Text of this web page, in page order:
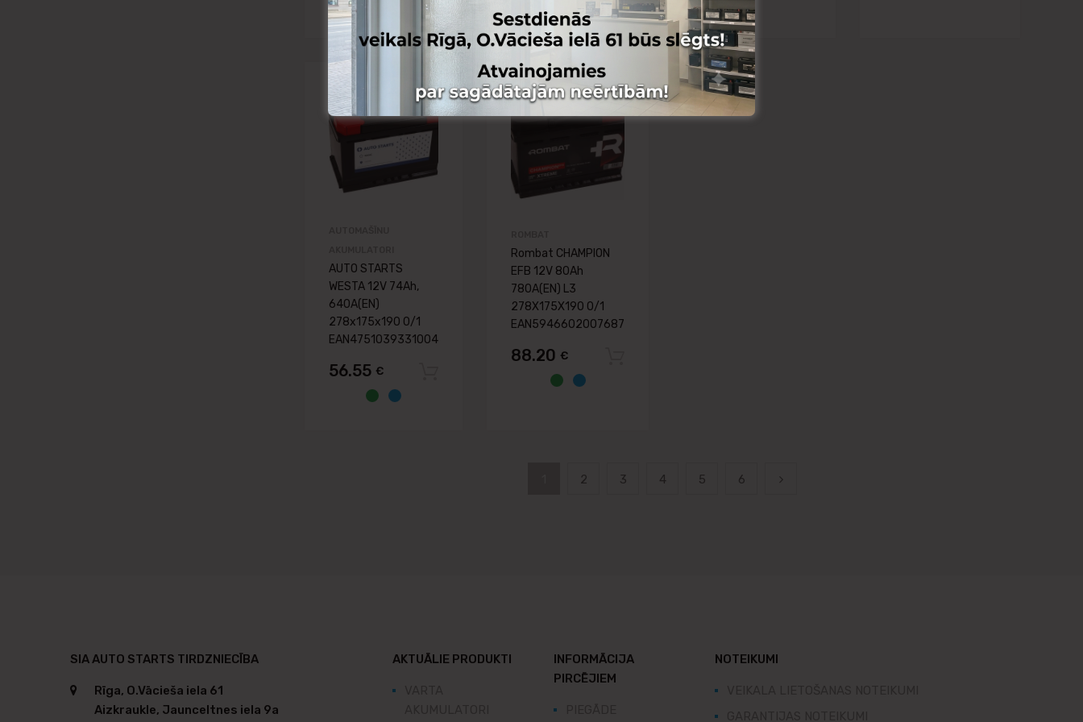
Pievienot vēlmju lapai
Pievienot salīdzināšanai
AUTO STARTS
WESTA 12V 74Ah,
640A(EN)
278x175x190 0/1
EAN4751039331004
56.55 € Pievienot grozam
Pievienot vēlmju lapai
Pievienot salīdzināšanai
Rombat CHAMPION
EFB 12V 80Ah
780A(EN) L3
278X175X190 0/1
EAN5946602007687
88.20 €
2 3 4 5 6
SIA AUTO STARTS TIRDZNIECĪBA
Rīga, O.Vācieša iela 61
Aizkraukle, Jaunceltnes iela 9a
AKTUĀLIE PRODUKTI
INFORMĀCIJA
PIRCĒJIEM
NOTEIKUMI